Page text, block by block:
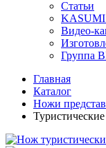
Статьи
Видео-
Группа
Главная
Каталог
Ножи